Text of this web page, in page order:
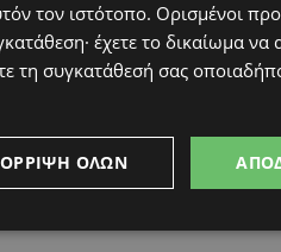
τον ιστότοπο. Ορισμένοι
έχετε το δικαίωμα να
τη συγκατάθεσή σας
ΌΛΩΝ